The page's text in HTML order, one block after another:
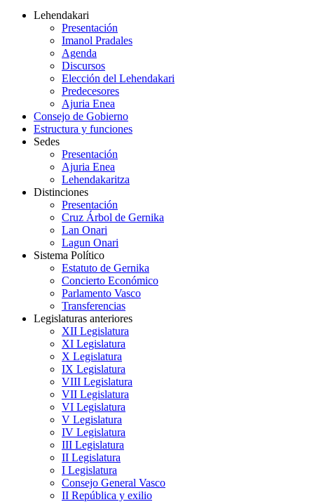
Lehendakari
Presentación
Imanol Pradales
Agenda
Discursos
Elección del Lehendakari
Predecesores
Ajuria Enea
Consejo de Gobierno
Estructura y funciones
Sedes
Presentación
Ajuria Enea
Lehendakaritza
Distinciones
Presentación
Cruz Árbol de Gernika
Lan Onari
Lagun Onari
Sistema Político
Estatuto de Gernika
Concierto Económico
Parlamento Vasco
Transferencias
Legislaturas anteriores
XII Legislatura
XI Legislatura
X Legislatura
IX Legislatura
VIII Legislatura
VII Legislatura
VI Legislatura
V Legislatura
IV Legislatura
III Legislatura
II Legislatura
I Legislatura
Consejo General Vasco
II República y exilio